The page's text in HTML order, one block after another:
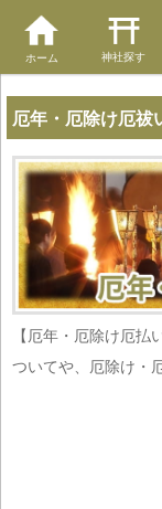
ホーム 神社探す
厄年・厄除け厄祓
【厄年・厄除け厄
ついてや、厄除け・